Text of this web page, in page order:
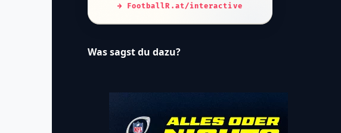
→ FootballR.at/interactive
Was sagst du dazu?